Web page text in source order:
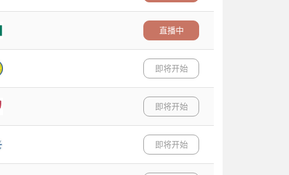
直播中
即将开始
即将开始
即将开始